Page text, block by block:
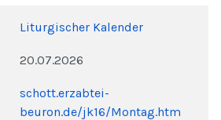
Liturgischer Kalender
20.07.2026
schott.erzabtei-
beuron.de/jk16/Montag.htm